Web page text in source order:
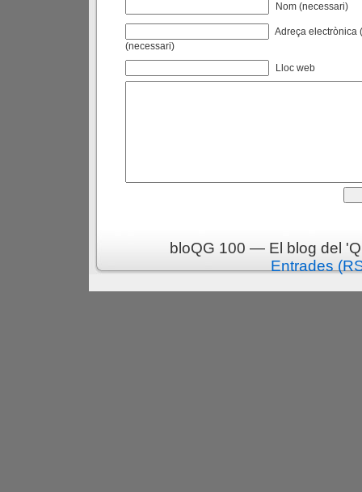
Nom (necessari)
Adreça electrònica
(necessari)
Lloc web
bloQG 100 — El blog del
Entrades